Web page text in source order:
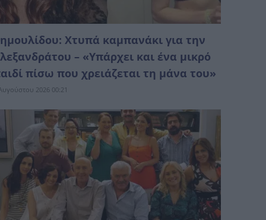
Χτυπά καμπανάκι για την
– «Υπάρχει και ένα μικρό
πίσω που χρειάζεται τη μάνα του»
2026 00:21